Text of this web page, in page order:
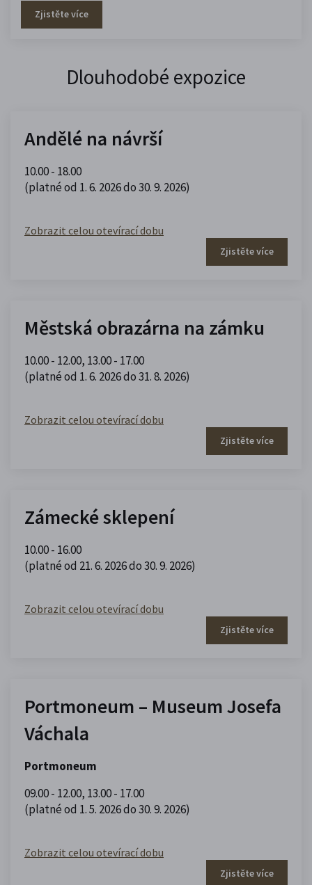
Zjistěte více
Dlouhodobé expozice
Andělé na návrší
10.00 - 18.00
(platné od 1. 6. 2026 do 30. 9. 2026)
Zobrazit celou otevírací dobu
Zjistěte více
Městská obrazárna na zámku
10.00 - 12.00, 13.00 - 17.00
(platné od 1. 6. 2026 do 31. 8. 2026)
Zobrazit celou otevírací dobu
Zjistěte více
Zámecké sklepení
10.00 - 16.00
(platné od 21. 6. 2026 do 30. 9. 2026)
Zobrazit celou otevírací dobu
Zjistěte více
Portmoneum – Museum Josefa
Váchala
Portmoneum
09.00 - 12.00, 13.00 - 17.00
(platné od 1. 5. 2026 do 30. 9. 2026)
Zobrazit celou otevírací dobu
Zjistěte více